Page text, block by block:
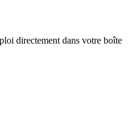
directement dans votre boîte